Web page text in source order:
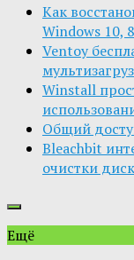
Как
Windows 10,
Ventoy
Winstall
Общий
Bleachbit
очистки
Ещё